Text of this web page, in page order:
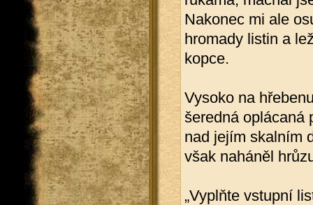
Nakonec mi ale
hromady listin a
kopce.
Vysoko na
šeredná oplácaná
nad jejím skalním
však naháněl
„Vyplňte vstupní